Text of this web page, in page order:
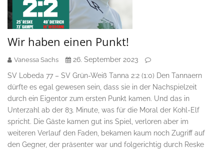
Wir haben einen Punkt!
Vanessa Sachs
26. September 2023
SV Lobeda 77 – SV Grün-Weiß Tanna 2:2 (1:0) Den Tannaern
dürfte es egal gewesen sein, dass sie in der Nachspielzeit
durch ein Eigentor zum ersten Punkt kamen. Und das in
Unterzahl ab der 83. Minute, was für die Moral der Kohl-Elf
spricht. Die Gäste kamen gut ins Spiel, verloren aber im
weiteren Verlauf den Faden, bekamen kaum noch Zugriff auf
den Gegner, der präsenter war und folgerichtig durch Reske